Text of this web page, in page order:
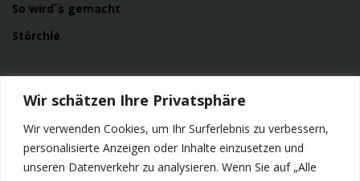
Wir schätzen Ihre Privatsphäre
Wir verwenden Cookies, um Ihr Surferlebnis zu verbessern,
personalisierte Anzeigen oder Inhalte einzusetzen und
unseren Datenverkehr zu analysieren. Wenn Sie auf „Alle
So wird´s gemacht
Störchle
Impressum